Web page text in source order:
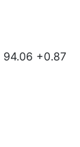
94.06 +0.87